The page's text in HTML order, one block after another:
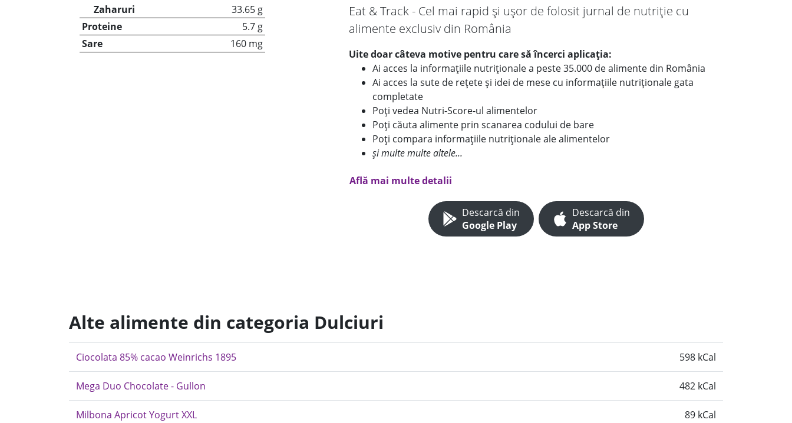
Zaharuri
33.65 g
Proteine
5.7 g
Sare
160 mg
Eat & Track - Cel mai rapid și ușor de folosit jurnal de nutriție cu
alimente exclusiv din România
Uite doar câteva motive pentru care să încerci aplicația:
Ai acces la informațiile nutriționale a peste 35.000 de alimente din România
Ai acces la sute de rețete și idei de mese cu informațiile nutriționale gata
completate
Poți vedea Nutri-Score-ul alimentelor
Poți căuta alimente prin scanarea codului de bare
Poți compara informațiile nutriționale ale alimentelor
și multe multe altele...
Află mai multe detalii
Descarcă din
Google Play
Descarcă din
App Store
Alte alimente din categoria Dulciuri
Ciocolata 85% cacao Weinrichs 1895 598 kCal
Mega Duo Chocolate - Gullon 482 kCal
Milbona Apricot Yogurt XXL 89 kCal